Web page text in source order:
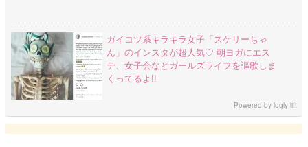
ガイコツ系キラキラ女子「スケリーちゃ
ん」のインスタが超人気♡ 朝ヨガにエス
テ、女子会などガールズライフを謳歌しま
くってるよ!!
Powered bylogly lift